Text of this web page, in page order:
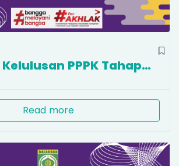
PPPK Tahap…
Read more